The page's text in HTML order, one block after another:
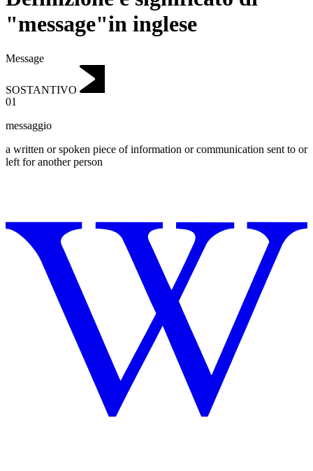
"message"in inglese
Message
SOSTANTIVO
01
messaggio
a written or spoken piece of information or communication sent to or
left for another person